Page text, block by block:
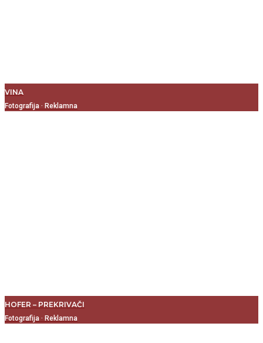
VINA
Fotografija · Reklamna
HOFER – PREKRIVAČI
Fotografija · Reklamna